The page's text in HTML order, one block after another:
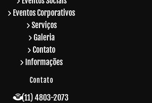
Eventos Corporativos
Serviços
Galeria
Contato
Informações
Contato
(11) 4803-2073